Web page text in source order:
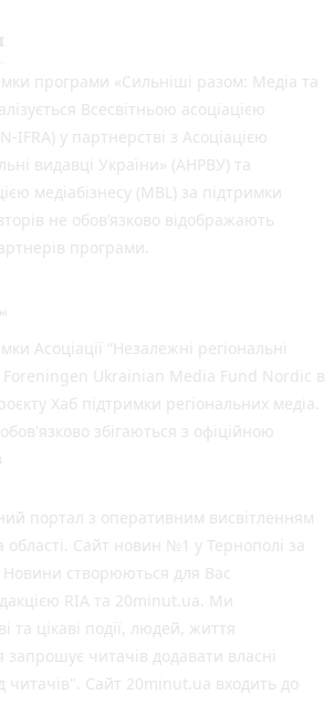
програми «Сильніші разом: Медіа та
Всесвітньою асоціацією
IFRA) у партнерстві з Асоціацією
видавці України» (АНРВУ) та
медіабізнесу (MBL) за підтримки
не обов’язково відображають
програми.
Асоціації “Незалежні регіональні
Foreningen Ukrainian Media Fund Nordic в
Хаб підтримки регіональних медіа.
збігаються з офіційною
портал з оперативним висвітленням
області. Сайт новин №1 у Тернополі за
Новини створюються для Вас
RIA та 20minut.ua. Ми
та цікаві події, людей, життя
запрошує читачів додавати власні
читачів". Сайт 20minut.ua входить до